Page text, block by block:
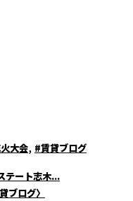
大会, #賃貸ブログ
ート志木...
ブログ〉